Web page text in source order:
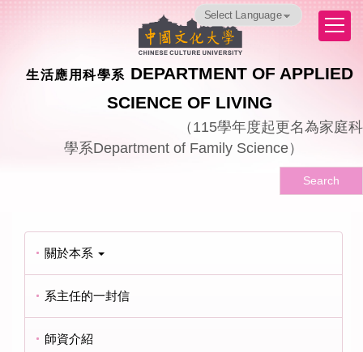
生活應用科學系 DEPARTMENT OF APPLIED
SCIENCE OF LIVING
（ 115學年度起更名為家庭科
學系Department of Family Science）
Translate
Search
關於本系
系主任的一封信
師資介紹